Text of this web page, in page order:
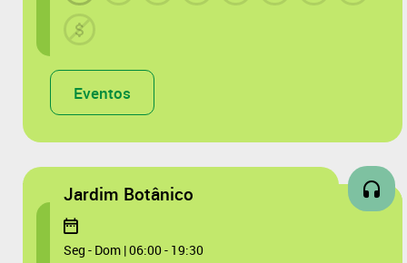
Eventos
Jardim Botânico
Seg - Dom | 06:00 - 19:30